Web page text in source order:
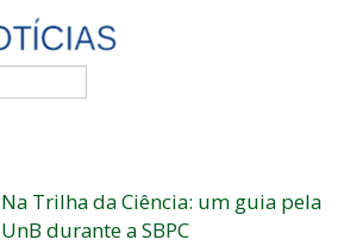
Na Trilha da Ciência: um guia pela
UnB durante a SBPC